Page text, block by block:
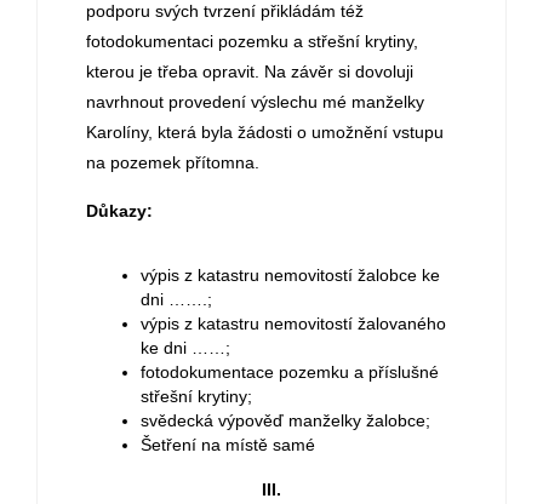
podporu svých tvrzení přikládám též
fotodokumentaci pozemku a střešní krytiny,
kterou je třeba opravit. Na závěr si dovoluji
navrhnout provedení výslechu mé manželky
Karolíny, která byla žádosti o umožnění vstupu
na pozemek přítomna.
Důkazy:
výpis z katastru nemovitostí žalobce ke
dni …….;
výpis z katastru nemovitostí žalovaného
ke dni ……;
fotodokumentace pozemku a příslušné
střešní krytiny;
svědecká výpověď manželky žalobce;
Šetření na místě samé
III.